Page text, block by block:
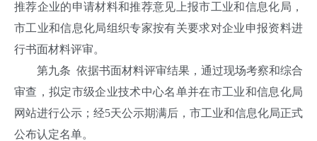
推荐企业的申请材料和推荐意见上报市工业和信息化局，
市工业和信息化局组织专家按有关要求对企业申报资料进
行书面材料评审。
第九条 依据书面材料评审结果，通过现场考察和综合
审查，拟定市级企业技术中心名单并在市工业和信息化局
网站进行公示；经5天公示期满后，市工业和信息化局正式
公布认定名单。